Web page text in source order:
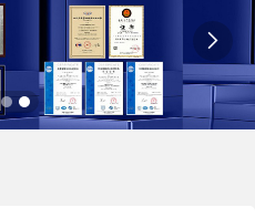
